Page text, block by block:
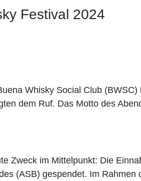
Festival 2024
Whisky Social Club
dem Ruf. Das Motto des
Zweck im Mittelpunkt: Die
(ASB) gespendet. Im